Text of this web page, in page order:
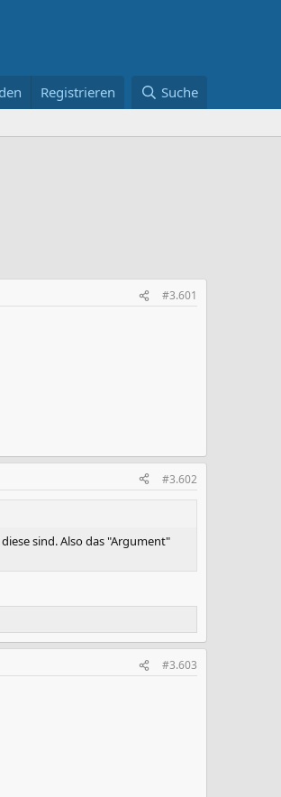
Registrieren Suche
#3.601
#3.602
sind. Also das "Argument"
#3.603